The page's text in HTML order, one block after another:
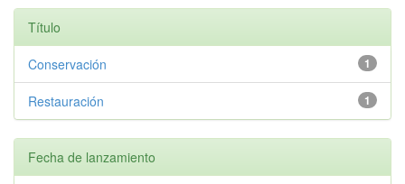
Título
1
Conservación
1
Restauración
Fecha de lanzamiento